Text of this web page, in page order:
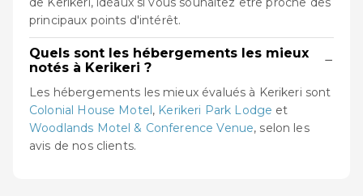
principaux points d'intérêt.
Quels sont les hébergements les mieux
notés à Kerikeri ?
−
Les hébergements les mieux évalués à Kerikeri sont
Colonial House Motel, Kerikeri Park Lodge et
Woodlands Motel & Conference Venue, selon les
avis de nos clients.